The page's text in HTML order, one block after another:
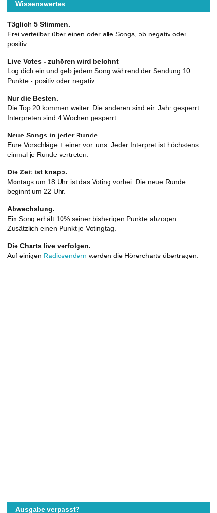
Wissenswertes
Täglich 5 Stimmen.
Frei verteilbar über einen oder alle Songs, ob negativ oder
positiv..
Live Votes - zuhören wird belohnt
Log dich ein und geb jedem Song während der Sendung 10
Punkte - positiv oder negativ
Nur die Besten.
Die Top 20 kommen weiter. Die anderen sind ein Jahr gesperrt.
Interpreten sind 4 Wochen gesperrt.
Neue Songs in jeder Runde.
Eure Vorschläge + einer von uns. Jeder Interpret ist höchstens
einmal je Runde vertreten.
Die Zeit ist knapp.
Montags um 18 Uhr ist das Voting vorbei. Die neue Runde
beginnt um 22 Uhr.
Abwechslung.
Ein Song erhält 10% seiner bisherigen Punkte abzogen.
Zusätzlich einen Punkt je Votingtag.
Die Charts live verfolgen.
Auf einigen Radiosendern werden die Hörercharts übertragen.
Ausgabe verpasst?